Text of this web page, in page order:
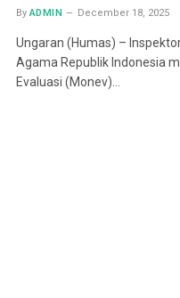
By ADMIN December 18, 2025
Ungaran (Humas) –
Agama Republik Indonesia
Evaluasi (Monev)…